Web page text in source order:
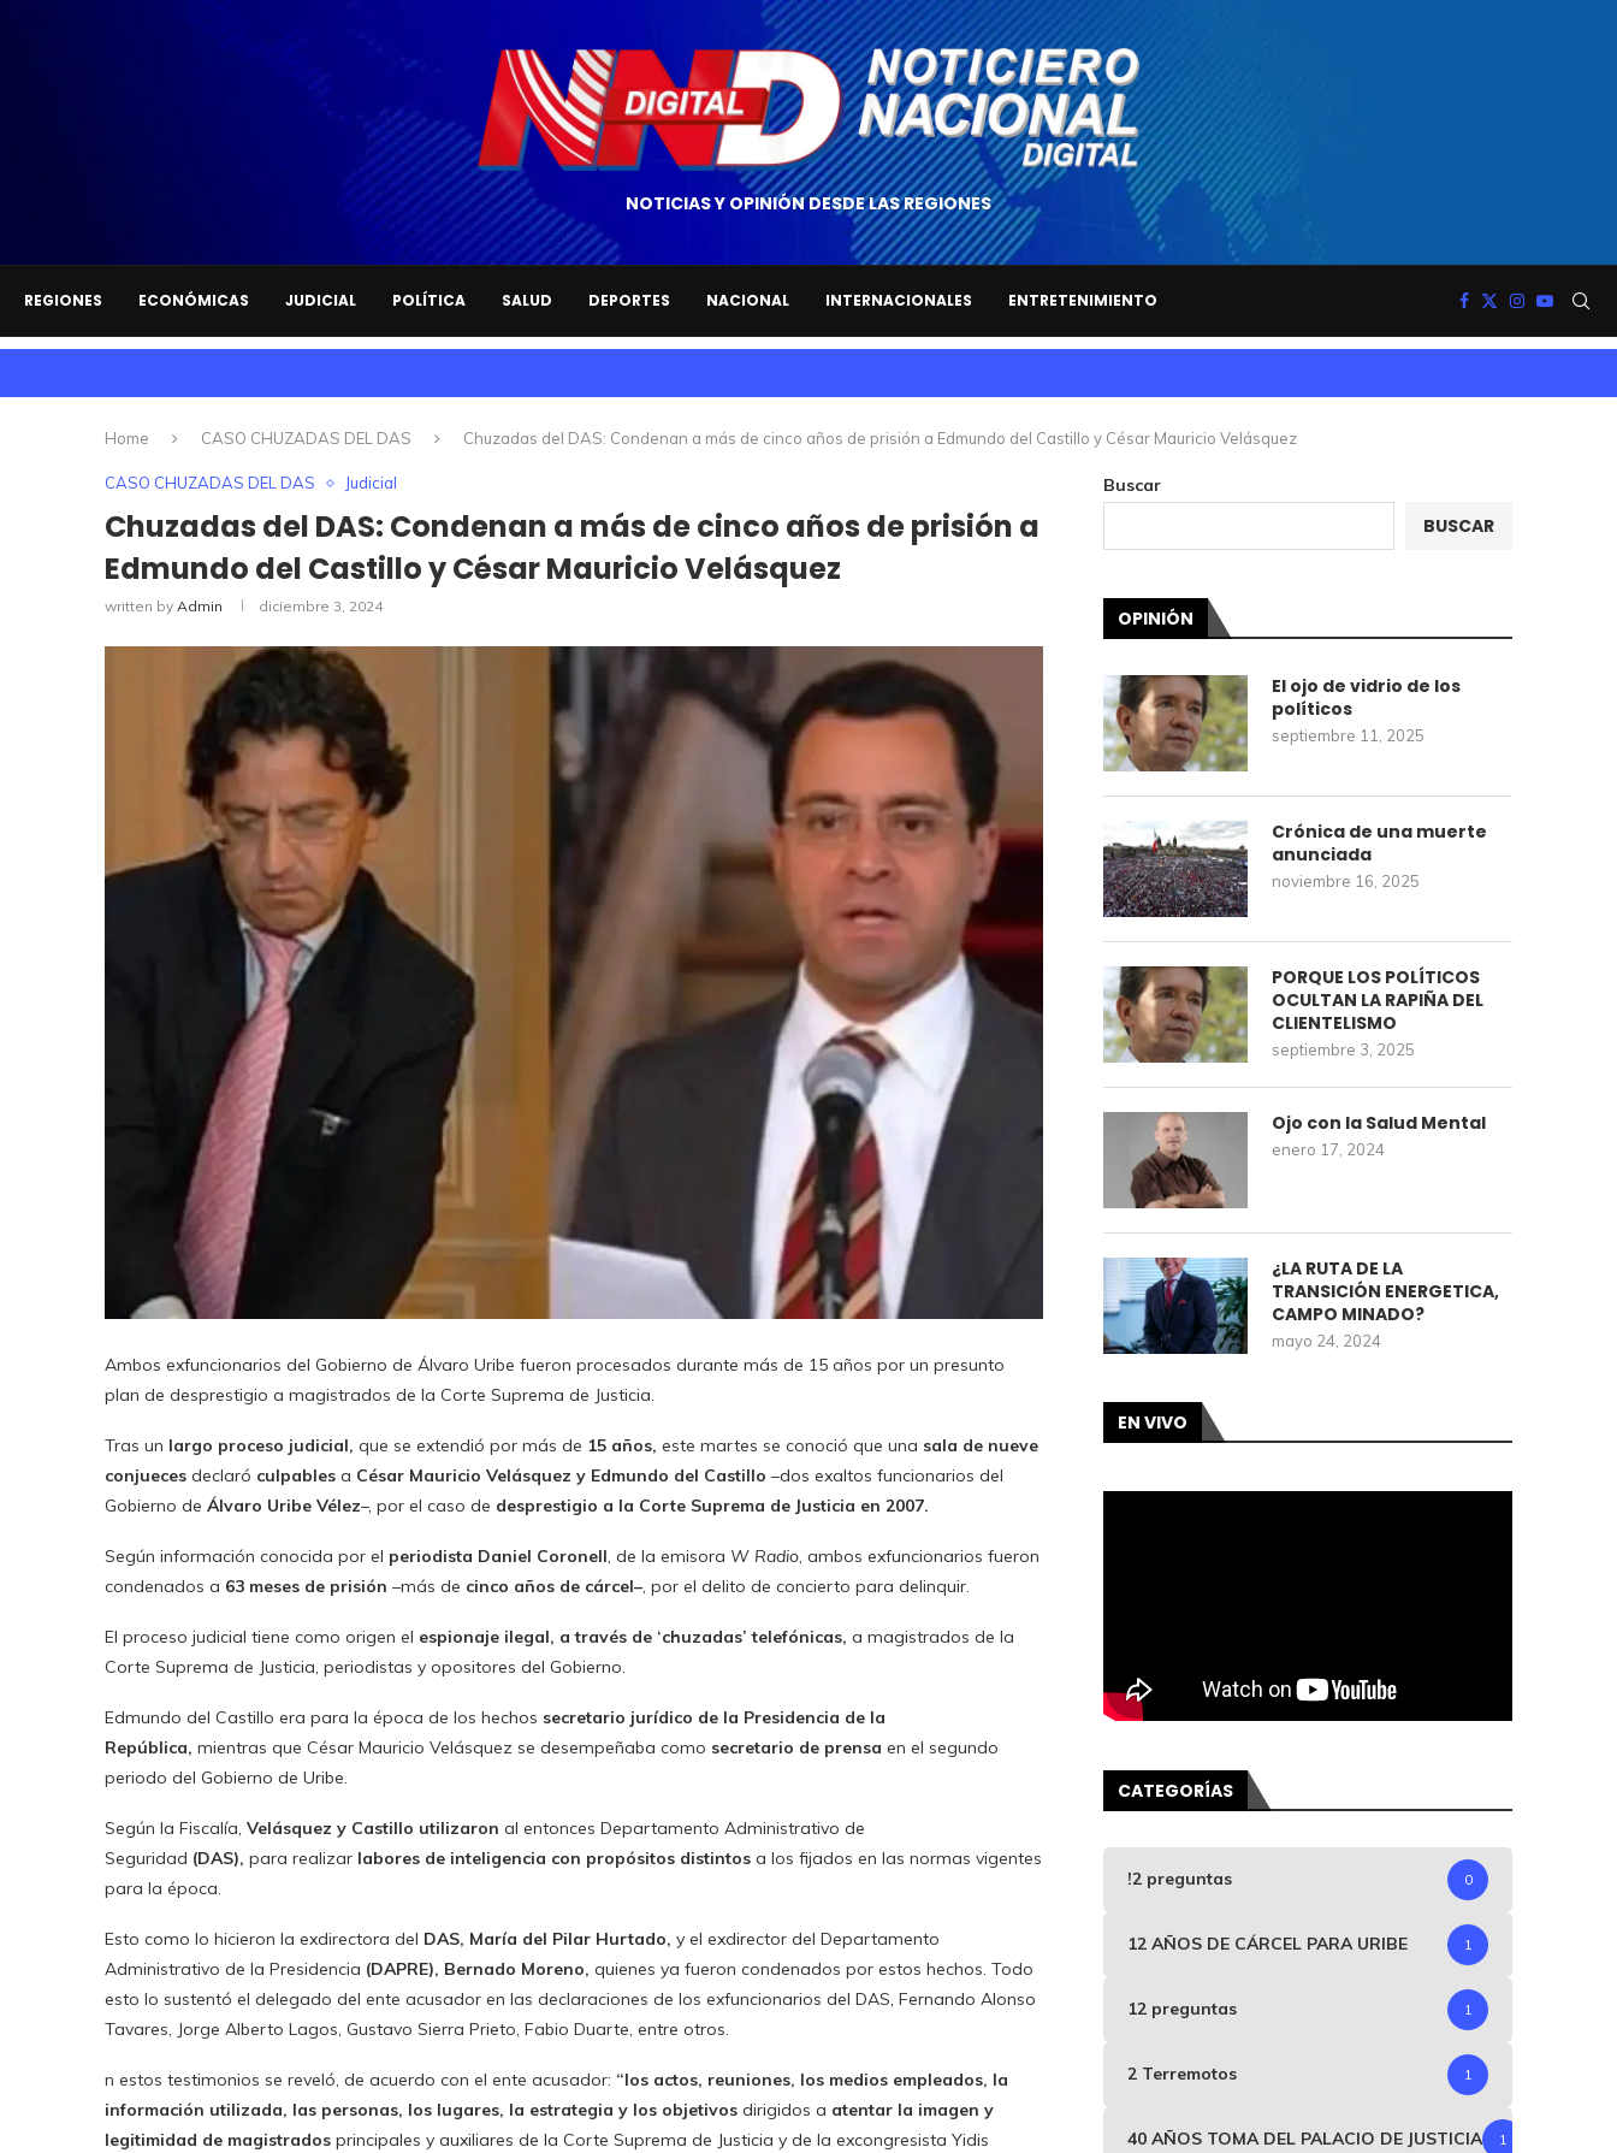
NOTICIAS Y OPINIÓN DESDE LAS REGIONES
REGIONES ECONÓMICAS JUDICIAL POLÍTICA SALUD DEPORTES NACIONAL INTERNACIONALES ENTRETENIMIENTO
Home CASO CHUZADAS DEL DAS Chuzadas del DAS: Condenan a más de cinco años de prisión a Edmundo del Castillo y César Mauricio Velásquez
CASO CHUZADAS DEL DAS Judicial
Chuzadas del DAS: Condenan a más de cinco años de prisión a
Edmundo del Castillo y César Mauricio Velásquez
written by Admin diciembre 3, 2024
Ambos exfuncionarios del Gobierno de Álvaro Uribe fueron procesados durante más de 15 años por un presunto
plan de desprestigio a magistrados de la Corte Suprema de Justicia.
Tras un largo proceso judicial, que se extendió por más de 15 años, este martes se conoció que una sala de nueve
conjueces declaró culpables a César Mauricio Velásquez y Edmundo del Castillo –dos exaltos funcionarios del
Gobierno de Álvaro Uribe Vélez–, por el caso de desprestigio a la Corte Suprema de Justicia en 2007.
Según información conocida por el periodista Daniel Coronell, de la emisora W Radio, ambos exfuncionarios fueron
condenados a 63 meses de prisión –más de cinco años de cárcel–, por el delito de concierto para delinquir.
El proceso judicial tiene como origen el espionaje ilegal, a través de ‘chuzadas’ telefónicas, a magistrados de la
Corte Suprema de Justicia, periodistas y opositores del Gobierno.
Edmundo del Castillo era para la época de los hechos secretario jurídico de la Presidencia de la
República, mientras que César Mauricio Velásquez se desempeñaba como secretario de prensa en el segundo
periodo del Gobierno de Uribe.
Según la Fiscalía, Velásquez y Castillo utilizaron al entonces Departamento Administrativo de
Seguridad (DAS), para realizar labores de inteligencia con propósitos distintos a los fijados en las normas vigentes
para la época.
Esto como lo hicieron la exdirectora del DAS, María del Pilar Hurtado, y el exdirector del Departamento
Administrativo de la Presidencia (DAPRE), Bernado Moreno, quienes ya fueron condenados por estos hechos. Todo
esto lo sustentó el delegado del ente acusador en las declaraciones de los exfuncionarios del DAS, Fernando Alonso
Tavares, Jorge Alberto Lagos, Gustavo Sierra Prieto, Fabio Duarte, entre otros.
n estos testimonios se reveló, de acuerdo con el ente acusador: “los actos, reuniones, los medios empleados, la
información utilizada, las personas, los lugares, la estrategia y los objetivos dirigidos a atentar la imagen y
legitimidad de magistrados principales y auxiliares de la Corte Suprema de Justicia y de la excongresista Yidis
Buscar
BUSCAR
OPINIÓN
El ojo de vidrio de los
políticos
septiembre 11, 2025
Crónica de una muerte
anunciada
noviembre 16, 2025
PORQUE LOS POLÍTICOS
OCULTAN LA RAPIÑA DEL
CLIENTELISMO
septiembre 3, 2025
Ojo con la Salud Mental
enero 17, 2024
¿LA RUTA DE LA
TRANSICIÓN ENERGETICA,
CAMPO MINADO?
mayo 24, 2024
EN VIVO
CATEGORÍAS
!2 preguntas 0
12 AÑOS DE CÁRCEL PARA URIBE 1
12 preguntas 1
2 Terremotos 1
40 AÑOS TOMA DEL PALACIO DE JUSTICIA 1